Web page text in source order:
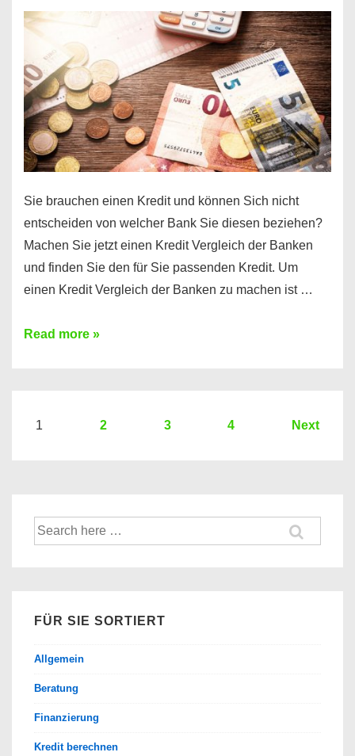
einen
10000
Euro
Kredit
finden
Sie brauchen einen Kredit und können Sich nicht
entscheiden von welcher Bank Sie diesen beziehen?
Machen Sie jetzt einen Kredit Vergleich der Banken
und finden Sie den für Sie passenden Kredit. Um
einen Kredit Vergleich der Banken zu machen ist …
Sie
Hier
Banken
Read more »
Seitennummerierung
1 2 3 4 Next
Suche
nach:
FÜR SIE SORTIERT
Allgemein
Beratung
Finanzierung
Kredit berechnen